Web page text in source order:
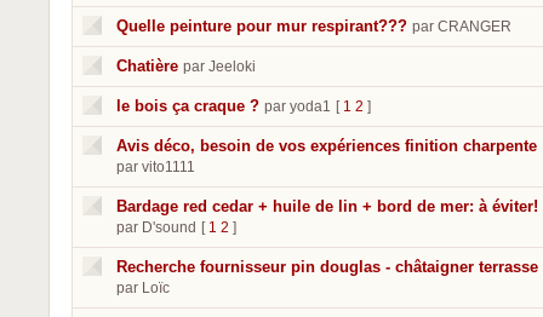
Quelle peinture pour mur respirant??? par CRANGER
Chatière par Jeeloki
le bois ça craque ? par yoda1 [ 1 2 ]
Avis déco, besoin de vos expériences finition charpente
par vito1111
Bardage red cedar + huile de lin + bord de mer: à éviter!
par D'sound [ 1 2 ]
Recherche fournisseur pin douglas - châtaigner terrasse
par Loïc